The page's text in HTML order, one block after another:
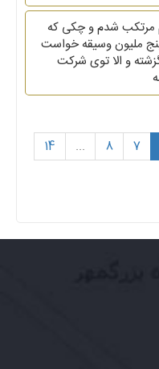
مرتکب شدم و چکی که
ملیون وسیقه خواست
و الا توی شرکت
7
8
...
14